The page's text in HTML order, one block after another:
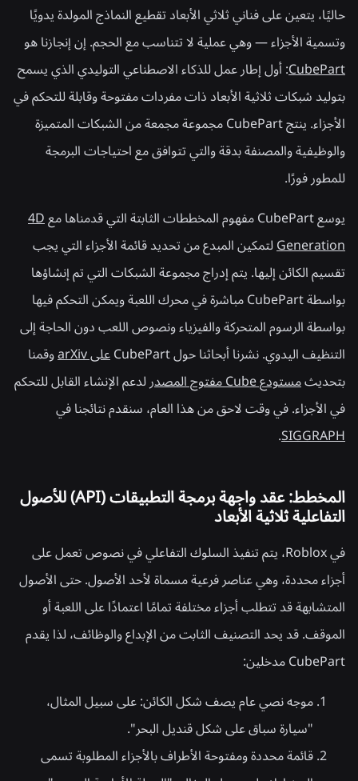
حاليًا، يتعين على فناني ثلاثي الأبعاد تقطيع النماذج المولدة يدويًا
وتسمية الأجزاء — وهي عملية لا تتناسب مع الحجم. إن إنجازنا هو
CubePart: أول إطار عمل للذكاء الاصطناعي التوليدي الذي يسمح
بتوليد شبكات ثلاثية الأبعاد ذات مفردات مفتوحة وقابلة للتحكم في
الأجزاء. ينتج CubePart مجموعة مجمعة من الشبكات المتميزة
والوظيفية والمصنفة بدقة والتي تتوافق مع احتياجات البرمجة
للمطور فورًا.
يوسع CubePart مفهوم المخططات الثابتة التي قدمناها مع
4D
Generationلتمكين المبدع من تحديد قائمة الأجزاء التي يجب
تقسيم الكائن إليها. يتم إدراج مجموعة الشبكات التي تم إنشاؤها
بواسطة CubePart مباشرة في محرك اللعبة ويمكن التحكم فيها
بواسطة الرسوم المتحركة والفيزياء ونصوص اللعب دون الحاجة إلى
التنظيف اليدوي. نشرنا أبحاثنا حول CubePart
على arXiv
وقمنا
بتحديثمستودع Cube مفتوح المصدر
لدعم الإنشاء القابل للتحكم
في الأجزاء. في وقت لاحق من هذا العام، سنقدم نتائجنا في
SIGGRAPH
.
المخطط: عقد واجهة برمجة التطبيقات (API) للأصول
التفاعلية ثلاثية الأبعاد
في Roblox، يتم تنفيذ السلوك التفاعلي في نصوص تعمل على
أجزاء محددة، وهي عناصر فرعية مسماة لأحد الأصول. حتى الأصول
المتشابهة قد تتطلب أجزاء مختلفة تمامًا اعتمادًا على اللعبة أو
الموقف. قد يحد التصنيف الثابت من الإبداع والوظائف، لذا يقدم
CubePart مدخلين:
موجه نصي عام يصف شكل الكائن: على سبيل المثال،
"سيارة سباق على شكل قنديل البحر".
قائمة محددة ومفتوحة الأطراف بالأجزاء المطلوبة تسمى